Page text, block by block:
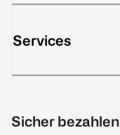
Services
Sicher bezahlen